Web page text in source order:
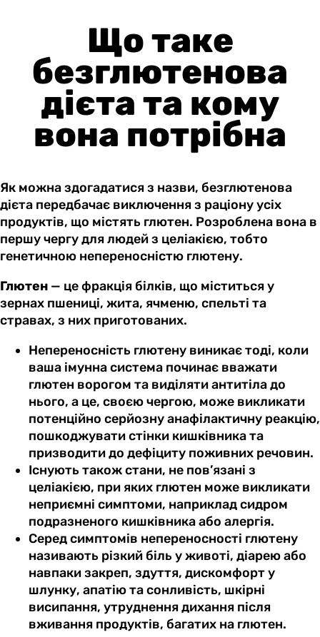
Що таке
безглютенова
дієта та кому
вона потрібна
Як можна здогадатися з назви, безглютенова
дієта передбачає виключення з раціону усіх
продуктів, що містять глютен. Розроблена вона в
першу чергу для людей з целіакією, тобто
генетичною непереносністю глютену.
Глютен — це фракція білків, що міститься у
зернах пшениці, жита, ячменю, спельті та
стравах, з них приготованих.
Непереносність глютену виникає тоді, коли
ваша імунна система починає вважати
глютен ворогом та виділяти антитіла до
нього, а це, своєю чергою, може викликати
потенційно серйозну анафілактичну реакцію,
пошкоджувати стінки кишківника та
призводити до дефіциту поживних речовин.
Існують також стани, не пов’язані з
целіакією, при яких глютен може викликати
неприємні симптоми, наприклад сидром
подразненого кишківника або алергія.
Серед симптомів непереносності глютену
називають різкий біль у животі, діарею або
навпаки закреп, здуття, дискомфорт у
шлунку, апатію та сонливість, шкірні
висипання, утруднення дихання після
вживання продуктів, багатих на глютен.